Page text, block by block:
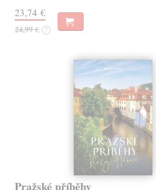
23,74 €
24,99 € ?
Pražské příběhy